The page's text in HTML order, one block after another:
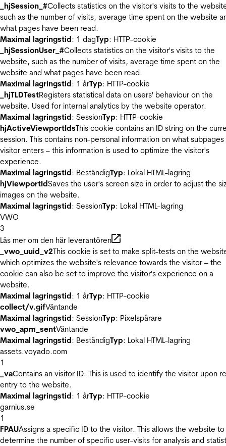
_hjSession_#Collects statistics on the visitor's visits to the
such as the number of visits, average time spent on the website
what pages have been read.
Maximal lagringstid: 1 dagTyp: HTTP-cookie
_hjSessionUser_#Collects statistics on the visitor's visits to the
website, such as the number of visits, average time spent on the
website and what pages have been read.
Maximal lagringstid: 1 årTyp: HTTP-cookie
_hjTLDTestRegisters statistical data on users' behaviour on the
website. Used for internal analytics by the website operator.
Maximal lagringstid: SessionTyp: HTTP-cookie
hjActiveViewportIdsThis cookie contains an ID string on the
session. This contains non-personal information on what
visitor enters – this information is used to optimize the visitor's
experience.
Maximal lagringstid: BeständigTyp: Lokal HTML-lagring
hjViewportIdSaves the user's screen size in order to adjust the
images on the website.
Maximal lagringstid: SessionTyp: Lokal HTML-lagring
VWO
3
Läs mer om den här leverantören
_vwo_uuid_v2This cookie is set to make split-tests on the
which optimizes the website's relevance towards the visitor – the
cookie can also be set to improve the visitor's experience on a
website.
Maximal lagringstid: 1 årTyp: HTTP-cookie
collect/v.gifVäntande
Maximal lagringstid: SessionTyp: Pixelspårare
vwo_apm_sentVäntande
Maximal lagringstid: BeständigTyp: Lokal HTML-lagring
assets.voyado.com
1
_vaContains an visitor ID. This is used to identify the visitor upon
entry to the website.
Maximal lagringstid: 1 årTyp: HTTP-cookie
garnius.se
1
FPAUAssigns a specific ID to the visitor. This allows the website to
determine the number of specific user-visits for analysis and